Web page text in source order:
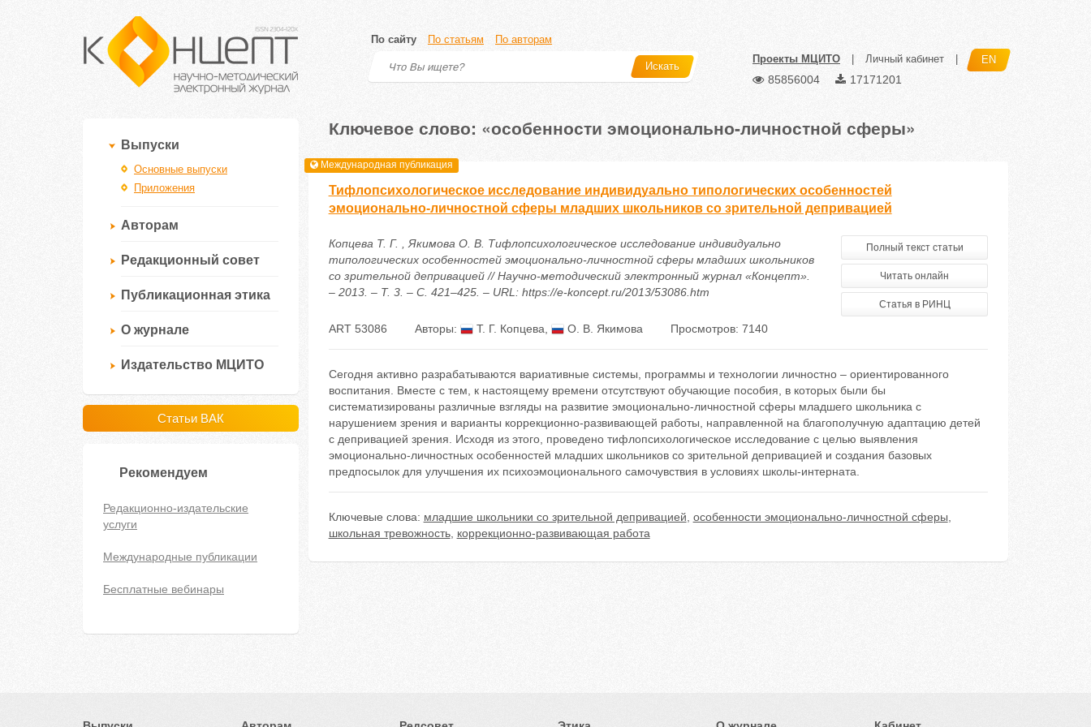
По сайту По статьям По авторам
Искать
Проекты МЦИТО Личный кабинет EN
85856004 17171201
Выпуски
Основные выпуски
Приложения
Авторам
Редакционный совет
Публикационная этика
О журнале
Издательство МЦИТО
Статьи ВАК
Рекомендуем
Редакционно-издательские
услуги
Международные публикации
Бесплатные вебинары
Ключевое слово: «особенности эмоционально-личностной сферы»
Международная публикация
Тифлопсихологическое исследование индивидуально типологических особенностей
эмоционально-личностной сферы младших школьников со зрительной депривацией
Копцева Т. Г. , Якимова О. В. Тифлопсихологическое исследование индивидуально
типологических особенностей эмоционально-личностной сферы младших школьников
со зрительной депривацией // Научно-методический электронный журнал «Концепт».
– 2013. – Т. 3. – С. 421–425. – URL: https://e-koncept.ru/2013/53086.htm
Полный текст статьи
Читать онлайн
Статья в РИНЦ
ART 53086 Авторы: Т. Г. Копцева О. В. Якимова Просмотров: 7140
Сегодня активно разрабатываются вариативные системы, программы и технологии личностно – ориентированного
воспитания. Вместе с тем, к настоящему времени отсутствуют обучающие пособия, в которых были бы
систематизированы различные взгляды на развитие эмоционально-личностной сферы младшего школьника с
нарушением зрения и варианты коррекционно-развивающей работы, направленной на благополучную адаптацию детей
с депривацией зрения. Исходя из этого, проведено тифлопсихологическое исследование с целью выявления
эмоционально-личностных особенностей младших школьников со зрительной депривацией и создания базовых
предпосылок для улучшения их психоэмоционального самочувствия в условиях школы-интерната.
Ключевые слова: младшие школьники со зрительной депривацией особенности эмоционально-личностной сферы
школьная тревожность, коррекционно-развивающая работа